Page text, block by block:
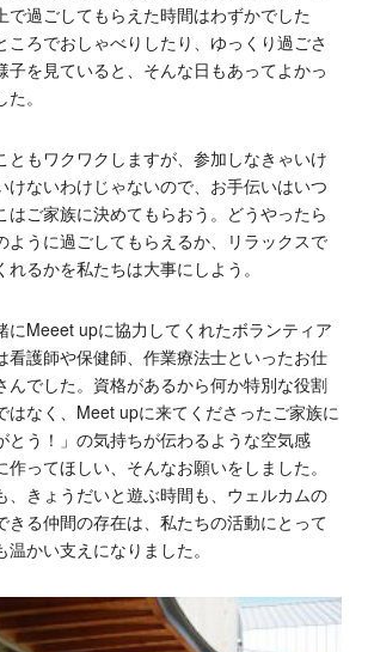
で過ごしてもらえた時間はわずかでした
ころでおしゃべりしたり、ゆっくり過ごさ
子を見ていると、そんな日もあってよかっ
。
ともワクワクしますが、参加しなきゃいけ
けないわけじゃないので、お手伝いはいつ
はご家族に決めてもらおう。どうやったら
ように過ごしてもらえるか、リラックスで
るかを私たちは大事にしよう。
にMeeet upに協力してくれたボランティア
看護師や保健師、作業療法士といったお仕
んでした。資格があるから何か特別な役割
はなく、Meet upに来てくださったご家族に
とう！」の気持ちが伝わるような空気感
ってほしい、そんなお願いをしました。
、きょうだいと遊ぶ時間も、ウェルカムの
きる仲間の存在は、私たちの活動にとって
かい支えになりました。